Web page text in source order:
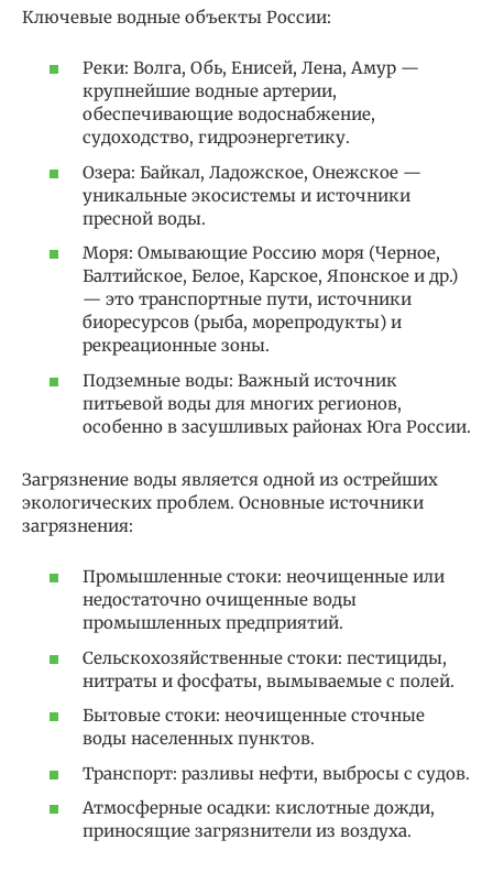
Ключевые водные объекты России:
Реки: Волга, Обь, Енисей, Лена, Амур —
крупнейшие водные артерии,
обеспечивающие водоснабжение,
судоходство, гидроэнергетику.
Озера: Байкал, Ладожское, Онежское —
уникальные экосистемы и источники
пресной воды.
Моря: Омывающие Россию моря (Черное,
Балтийское, Белое, Карское, Японское и др.)
— это транспортные пути, источники
биоресурсов (рыба, морепродукты) и
рекреационные зоны.
Подземные воды: Важный источник
питьевой воды для многих регионов,
особенно в засушливых районах Юга России.
Загрязнение воды является одной из острейших
экологических проблем. Основные источники
загрязнения:
Промышленные стоки: неочищенные или
недостаточно очищенные воды
промышленных предприятий.
Сельскохозяйственные стоки: пестициды,
нитраты и фосфаты, вымываемые с полей.
Бытовые стоки: неочищенные сточные
воды населенных пунктов.
Транспорт: разливы нефти, выбросы с судов.
Атмосферные осадки: кислотные дожди,
приносящие загрязнители из воздуха.